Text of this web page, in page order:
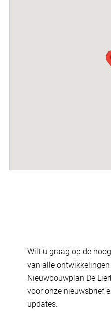
Wilt u graag op de
van alle
Nieuwbouwplan De
voor onze nieuwsbrief
updates.